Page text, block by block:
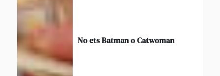
No ets Batman o Catwoman